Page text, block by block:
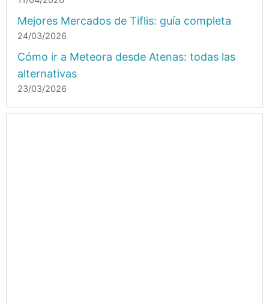
Mejores Mercados de Tiflis: guía completa
24/03/2026
Cómo ir a Meteora desde Atenas: todas las
alternativas
23/03/2026